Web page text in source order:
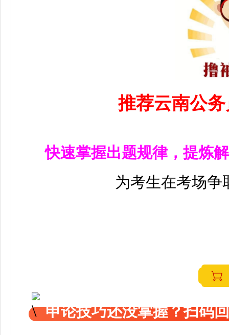
推荐云南公
快速掌握出题规律，提炼
为考生在考场争
申论技巧还没掌握？扫码